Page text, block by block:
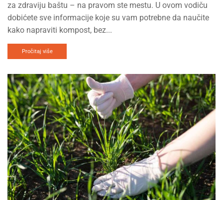
za zdraviju baštu – na pravom ste mestu. U ovom vodiču
dobićete sve informacije koje su vam potrebne da naučite
kako napraviti kompost, bez...
Pročitaj više